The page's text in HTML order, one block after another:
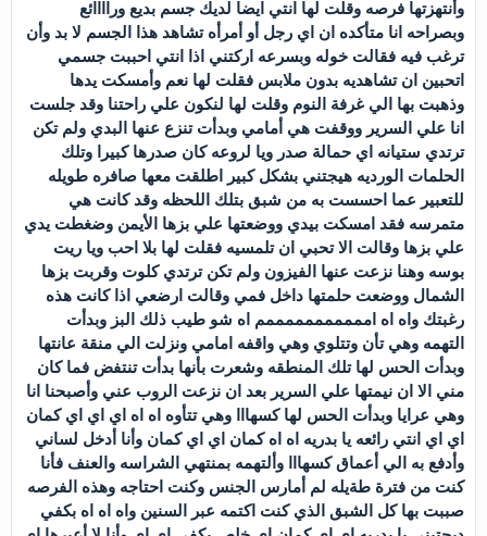
وأنتهزتها فرصه وقلت لها انتي ايضا لديك جسم بديع وراااائع
وبصراحه انا متأكده ان اي رجل أو أمرأه تشاهد هذا الجسم لا بد وأن
ترغب فيه فقالت خوله وبسرعه اركتني اذا انتي احببت جسمي
اتحبين ان تشاهديه بدون ملابس فقلت لها نعم وأمسكت يدها
وذهبت بها الي غرفة النوم وقلت لها لنكون علي راحتنا وقد جلست
انا علي السرير ووقفت هي أمامي وبدأت تنزع عنها البدي ولم تكن
ترتدي ستيانه اي حمالة صدر ويا لروعه كان صدرها كبيرا وتلك
الحلمات الورديه هيجتني بشكل كبير اطلقت معها صافره طويله
للتعبير عما احسست به من شبق بتلك اللحظه وقد كانت هي
متمرسه فقد امسكت بيدي ووضعتها علي بزها الأيمن وضغطت يدي
علي بزها وقالت الا تحبي ان تلمسيه فقلت لها بلا احب ويا ريت
بوسه وهنا نزعت عنها الفيزون ولم تكن ترتدي كلوت وقربت بزها
الشمال ووضعت حلمتها داخل فمي وقالت ارضعي اذا كانت هذه
رغبتك واه اه امممممممممممم اه شو طيب ذلك البز وبدأت
التهمه وهي تأن وتتلوي وهي واقفه امامي ونزلت الي منقة عانتها
وبدأت الحس لها تلك المنطقه وشعرت بأنها بدأت تنتفض فما كان
مني الا ان نيمتها علي السرير بعد ان نزعت الروب عني وأصبحنا انا
وهي عرايا وبدأت الحس لها كسهااا وهي تتأوه اه اه اي اي اي كمان
اي اي انتي رائعه يا بدريه اه اه كمان اي اي كمان وأنا أدخل لساني
وأدفع به الي أعماق كسهااا وألتهمه بمنتهي الشراسه والعنف فأنا
كنت من فترة طةيله لم أمارس الجنس وكنت احتاجه وهذه الفرصه
صببت بها كل الشبق الذي كنت اكتمه عبر السنين واه اه اه بكفي